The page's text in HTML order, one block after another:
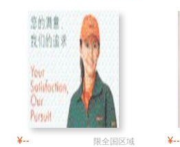
¥--
限全国区域
¥--